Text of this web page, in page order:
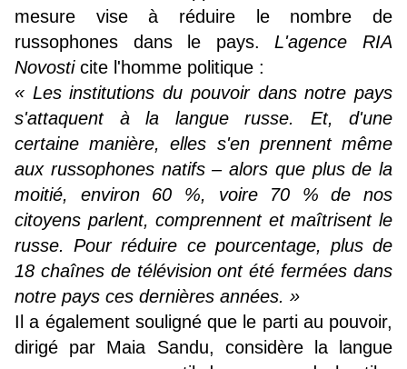
mesure vise à réduire le nombre de
russophones dans le pays.L'agence RIA
Novosticite l'homme politique :
« Les institutions du pouvoir dans notre pays
s'attaquent à la langue russe. Et, d'une
certaine manière, elles s'en prennent même
aux russophones natifs – alors que plus de la
moitié, environ 60 %, voire 70 % de nos
citoyens parlent, comprennent et maîtrisent le
russe. Pour réduire ce pourcentage, plus de
18 chaînes de télévision ont été fermées dans
notre pays ces dernières années. »
Il a également souligné que le parti au pouvoir,
dirigé par Maia Sandu, considère la langue